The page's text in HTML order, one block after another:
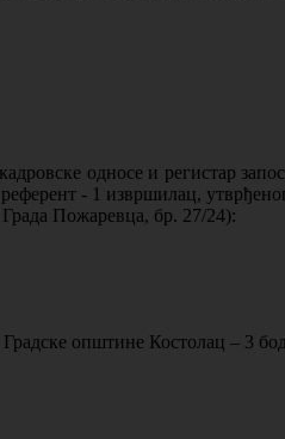
односе и регистар
- 1 извршилац,
Пожаревца, бр. 27/24):
општине Костолац – 3